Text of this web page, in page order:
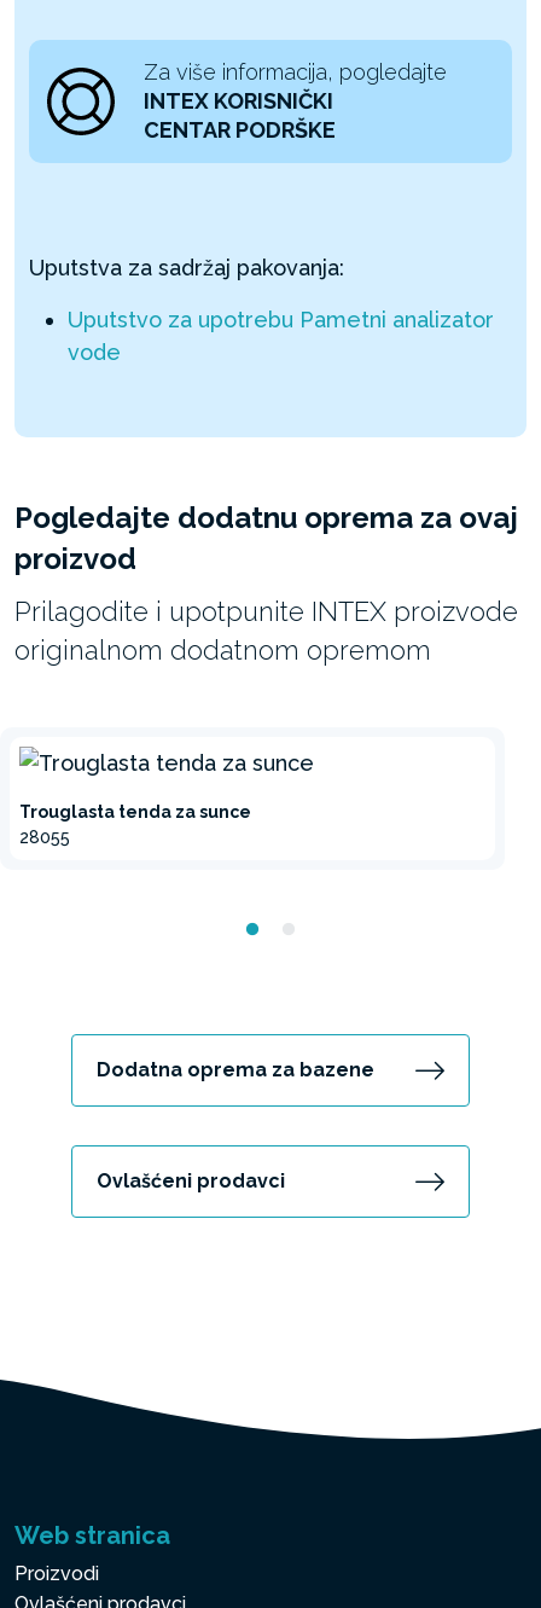
Za više informacija, pogledajte
INTEX KORISNIČKI
CENTAR PODRŠKE
Uputstva za sadržaj pakovanja:
Uputstvo za upotrebu Pametni analizator
vode
Pogledajte dodatnu oprema za ovaj
proizvod
Prilagodite i upotpunite INTEX proizvode
originalnom dodatnom opremom
Trouglasta tenda za sunce
28055
Dodatna oprema za bazene
Ovlašćeni prodavci
Web stranica
Proizvodi